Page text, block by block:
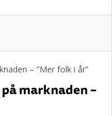
marknaden –